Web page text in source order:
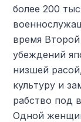
более 200
время
убеждений
низшей
культуру и
рабство под
Одной